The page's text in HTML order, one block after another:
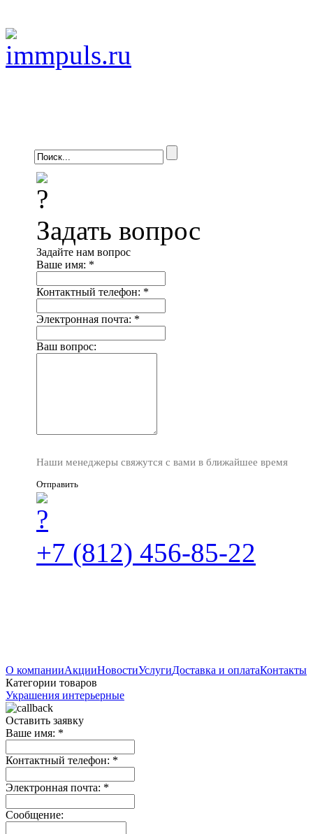
Задать вопрос
Задайте нам вопрос
Ваше имя: *
Контактный телефон: *
Электронная почта: *
Ваш вопрос:
Наши менеджеры свяжутся с вами в ближайшее время
Отправить
+7 (812) 456-85-22
О компанииАкцииНовостиУслугиДоставка и оплатаКонтакты
Категории товаров
Украшения интерьерные
Оставить заявку
Ваше имя: *
Контактный телефон: *
Электронная почта: *
Сообщение: